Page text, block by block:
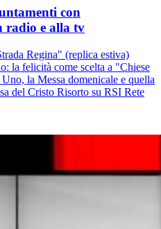
con
radio e alla tv
Regina" (replica estiva)
la felicità come scelta a "Chiese
la Messa domenicale e quella
del Cristo Risorto su RSI Rete